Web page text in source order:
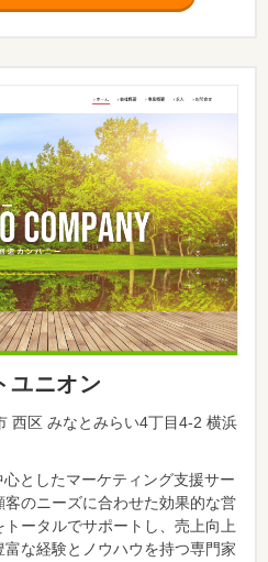
ユニオン
西区 みなとみらい4丁目4-2 横浜
としたマーケティング支援サー
のニーズに合わせた効果的な営
ータルでサポートし、売上向上
な経験とノウハウを持つ専門家